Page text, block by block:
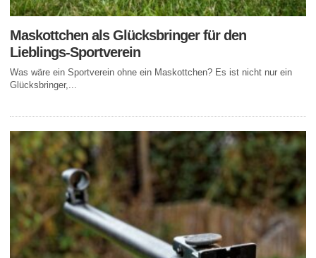
Maskottchen als Glücksbringer für den
Lieblings-Sportverein
Was wäre ein Sportverein ohne ein Maskottchen? Es ist nicht nur ein
Glücksbringer,...